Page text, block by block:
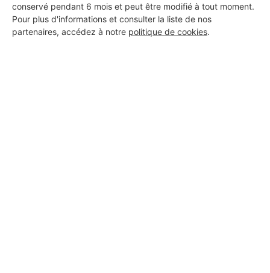
conservé pendant 6 mois et peut être modifié à tout moment.
Pour plus d'informations et consulter la liste de nos
partenaires, accédez à notre politique de cookies.